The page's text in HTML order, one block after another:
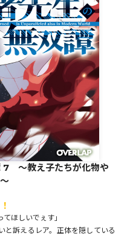
ノベルスf
ルス
ルド
リエ
7 ～教え子たちが化物や
ほしいでぇす」
と訴えるレア。正体を隠している